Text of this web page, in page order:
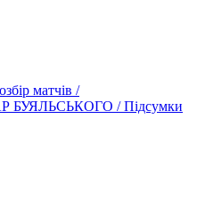
матчів /
/ Підсумки